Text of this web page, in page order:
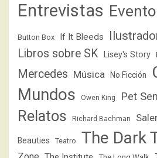
Entrevistas
Button Box If It Bleeds
Libros sobre SK Lisey's Story
Mercedes Música No Ficción
Mundos
Owen King Pet
Relatos Richard Bachman
Beauties Teatro The Dark